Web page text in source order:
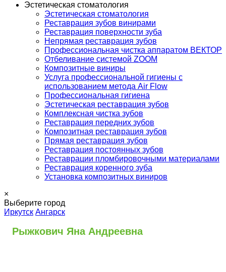
Эстетическая стоматология
Эстетическая стоматология
Реставрация зубов винирами
Реставрация поверхности зуба
Непрямая реставрация зубов
Профессиональная чистка аппаратом ВЕКТОР
Отбеливание системой ZOOM
Композитные виниры
Услуга профессиональной гигиены с
использованием метода Air Flow
Профессиональная гигиена
Эстетическая реставрация зубов
Комплексная чистка зубов
Реставрация передних зубов
Композитная реставрация зубов
Прямая реставрация зубов
Реставрация постоянных зубов
Реставрации пломбировочными материалами
Реставрация коренного зуба
Установка композитных виниров
×
Выберите город
Иркутск Ангарск
Рыжкович Яна Андреевна